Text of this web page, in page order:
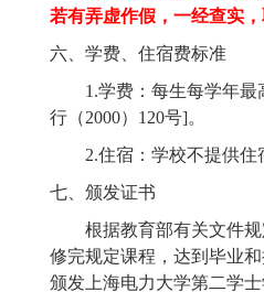
若有弄虚作假，一经查实，
六、学费、住宿费标准
1.学费：每生每学年最
行（2000）120号]。
2.住宿：学校不提供住
七、颁发证书
根据教育部有关文件
修完规定课程，达到毕业
颁发上海电力大学第二学士